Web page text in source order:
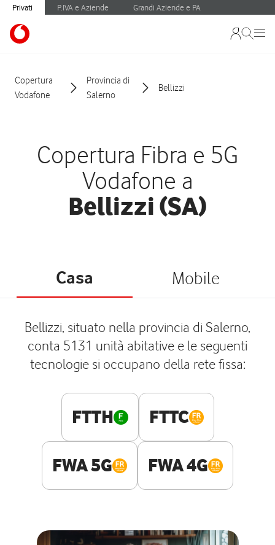
Privati P.IVA e Aziende Grandi Aziende e PA
Copertura
Vodafone
Provincia di
Salerno
Bellizzi
Copertura Fibra e 5G
Vodafone a
Bellizzi (SA)
Casa Mobile
Bellizzi, situato nella provincia di Salerno,
conta 5131 unità abitative e le seguenti
tecnologie si occupano della rete fissa:
FTTH FTTC
FWA 5G FWA 4G